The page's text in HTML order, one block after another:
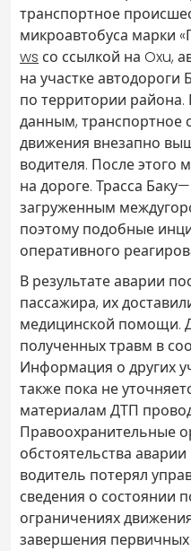
транспортное
микроавтобуса марки
ws со ссылкой на Oxu,
на участке
по территории
данным, транспортное
движения внезапно
водителя. После этого
на дороге. Трасса
загруженным
поэтому подобные
оперативного
В результате аварии
пассажира, их
медицинской помощи.
полученных травм в
Информация о других
также пока не
материалам ДТП
Правоохранительные
обстоятельства
водитель потерял
сведения о состоянии
ограничениях
завершения первичных